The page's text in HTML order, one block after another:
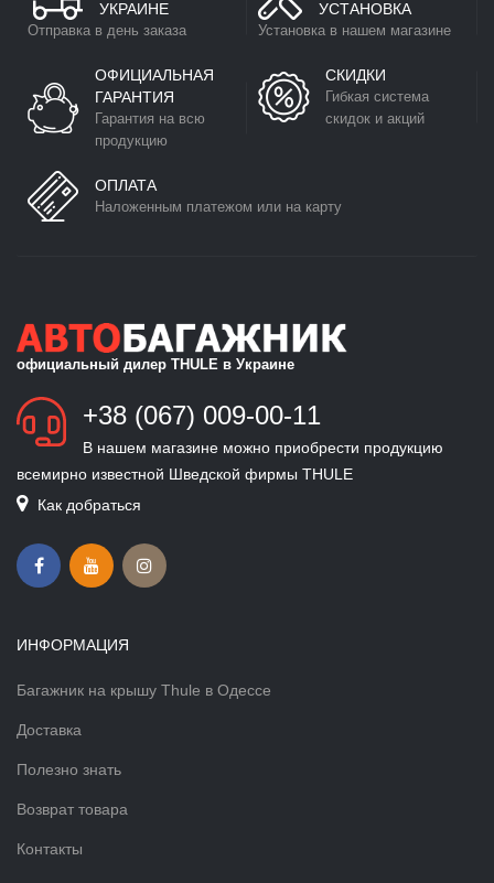
УКРАИНЕ
Отправка в день заказа
УСТАНОВКА
Установка в нашем магазине
ОФИЦИАЛЬНАЯ
ГАРАНТИЯ
Гарантия на всю
продукцию
СКИДКИ
Гибкая система
скидок и акций
ОПЛАТА
Наложенным платежом или на карту
официальный дилер THULE в Украине
+38 (067) 009-00-11
В нашем магазине можно приобрести продукцию
всемирно известной Шведской фирмы THULE
Как добраться
ИНФОРМАЦИЯ
Багажник на крышу Thule в Одессе
Доставка
Полезно знать
Возврат товара
Контакты